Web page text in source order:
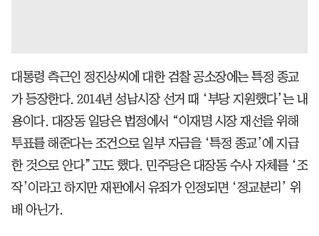
대통령 측근인 정진상씨에 대한 검찰 공소장에는 특정 종교
가 등장한다. 2014년 성남시장 선거 때 ‘부당 지원했다’는 내
용이다. 대장동 일당은 법정에서 “이재명 시장 재선을 위해
투표를 해준다는 조건으로 일부 자금을 ‘특정 종교’에 지급
한 것으로 안다”고도 했다. 민주당은 대장동 수사 자체를 ‘조
작’이라고 하지만 재판에서 유죄가 인정되면 ‘정교분리’ 위
배 아닌가.